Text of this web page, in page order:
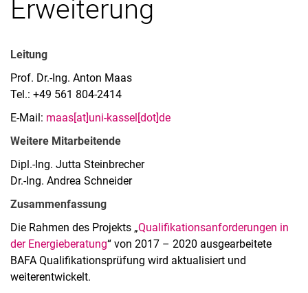
Veröffentlichungen
Erweiterung
Leitung
Prof. Dr.-Ing. Anton Maas
Tel.: +49 561 804-2414
E-Mail: maas[at]uni-kassel[dot]de
Weitere Mitarbeitende
Dipl.-Ing. Jutta Steinbrecher
Dr.-Ing. Andrea Schneider
Zusammenfassung
Die Rahmen des Projekts „Qualifikationsanforderungen in
der Energieberatung“ von 2017 – 2020 ausgearbeitete
BAFA Qualifikationsprüfung wird aktualisiert und
weiterentwickelt.